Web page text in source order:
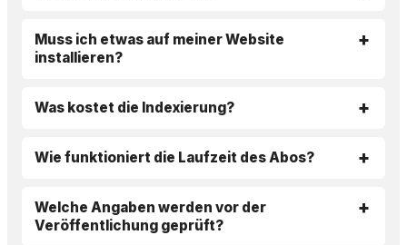
Muss ich etwas auf meiner Website
installieren?
Was kostet die Indexierung?
Wie funktioniert die Laufzeit des Abos?
Welche Angaben werden vor der
Veröffentlichung geprüft?